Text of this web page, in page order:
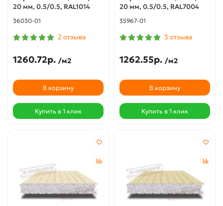
20 мм, 0.5/0.5, RAL1014
36030-01
2 отзыва
1260.72р. /м2
В корзину
Купить в 1 клик
20 мм, 0.5/0.5, RAL7004
35967-01
3 отзыва
1262.55р. /м2
В корзину
Купить в 1 клик